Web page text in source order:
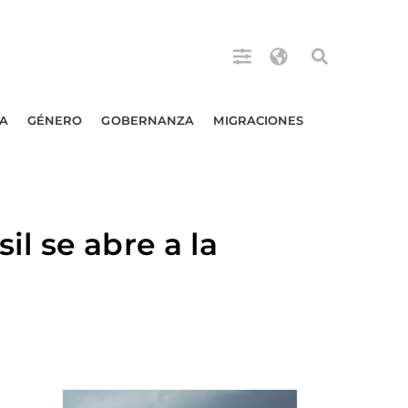
GÉNERO GOBERNANZA MIGRACIONES
se abre a la